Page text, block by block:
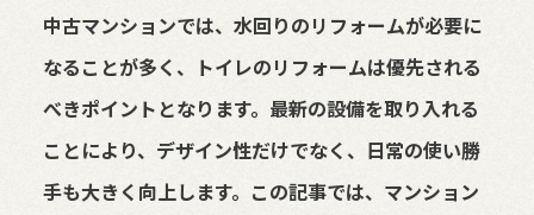
中古マンションでは、水回りのリフォームが必要に
なることが多く、トイレのリフォームは優先される
べきポイントとなります。最新の設備を取り入れる
ことにより、デザイン性だけでなく、日常の使い勝
手も大きく向上します。この記事では、マンション